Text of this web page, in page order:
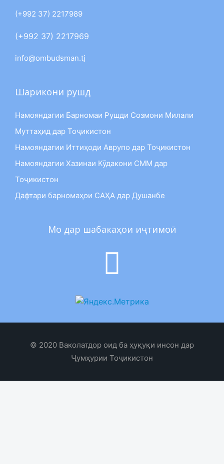
(+992 37) 2217989
(+992 37) 2217969
info@ombudsman.tj
Шарикони рушд
Намояндагии Барномаи Рушди Созмони Милали
Муттаҳид дар Тоҷикистон
Намояндагии Иттиҳоди Аврупо дар Тоҷикистон
Намояндагии Хазинаи Кӯдакони СММ дар
Тоҷикистон
Дафтари барномаҳои САҲА дар Душанбе
Мо дар шабакаҳои иҷтимоӣ
© 2020 Ваколатдор оид ба ҳуқуқи инсон дар
Ҷумҳурии Тоҷикистон